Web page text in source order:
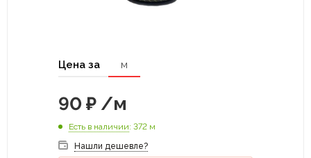
Цена за м
90 ₽ /м
Есть в наличии: 372 м
Нашли дешевле?